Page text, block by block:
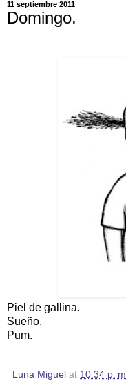
11 septiembre 2011
Domingo.
Piel de gallina.
Sueño.
Pum.
Luna Miguel at 10:34 p. m.